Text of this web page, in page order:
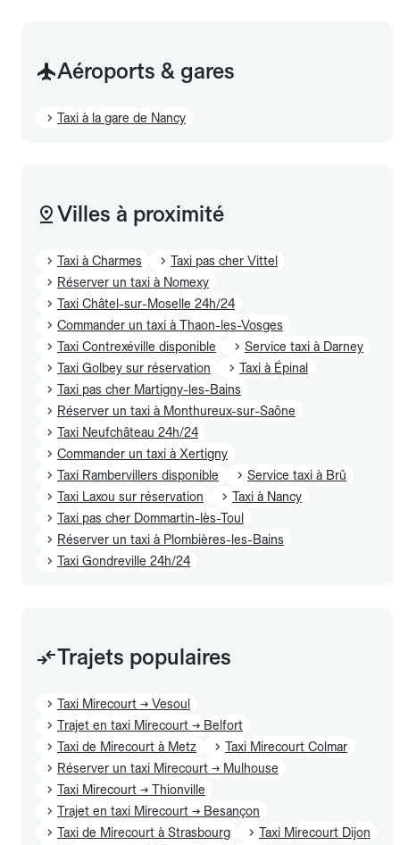
Aéroports & gares
Taxi à la gare de Nancy
Villes à proximité
Taxi à Charmes
Taxi pas cher Vittel
Réserver un taxi à Nomexy
Taxi Châtel-sur-Moselle 24h/24
Commander un taxi à Thaon-les-Vosges
Taxi Contrexéville disponible
Service taxi à Darney
Taxi Golbey sur réservation
Taxi à Épinal
Taxi pas cher Martigny-les-Bains
Réserver un taxi à Monthureux-sur-Saône
Taxi Neufchâteau 24h/24
Commander un taxi à Xertigny
Taxi Rambervillers disponible
Service taxi à Brû
Taxi Laxou sur réservation
Taxi à Nancy
Taxi pas cher Dommartin-lès-Toul
Réserver un taxi à Plombières-les-Bains
Taxi Gondreville 24h/24
Trajets populaires
Taxi Mirecourt → Vesoul
Trajet en taxi Mirecourt → Belfort
Taxi de Mirecourt à Metz
Taxi Mirecourt Colmar
Réserver un taxi Mirecourt → Mulhouse
Taxi Mirecourt → Thionville
Trajet en taxi Mirecourt → Besançon
Taxi de Mirecourt à Strasbourg
Taxi Mirecourt Dijon